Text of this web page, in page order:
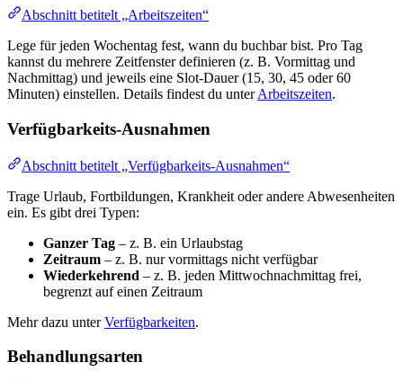
Abschnitt betitelt „Arbeitszeiten“
Lege für jeden Wochentag fest, wann du buchbar bist. Pro Tag
kannst du mehrere Zeitfenster definieren (z. B. Vormittag und
Nachmittag) und jeweils eine Slot-Dauer (15, 30, 45 oder 60
Minuten) einstellen. Details findest du unterArbeitszeiten.
Verfügbarkeits-Ausnahmen
Abschnitt betitelt „Verfügbarkeits-Ausnahmen“
Trage Urlaub, Fortbildungen, Krankheit oder andere Abwesenheiten
ein. Es gibt drei Typen:
Ganzer Tag – z. B. ein Urlaubstag
Zeitraum – z. B. nur vormittags nicht verfügbar
Wiederkehrend – z. B. jeden Mittwochnachmittag frei,
begrenzt auf einen Zeitraum
Mehr dazu unterVerfügbarkeiten.
Behandlungsarten